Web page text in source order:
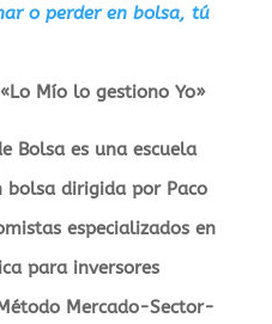
o perder en bolsa, tú
Mío lo gestiono Yo»
Bolsa es una escuela
bolsa dirigida por Paco
especializados en
para inversores
Mercado-Sector-